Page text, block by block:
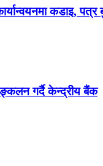
कडाइ,
गर्दै केन्द्रीय बैंक